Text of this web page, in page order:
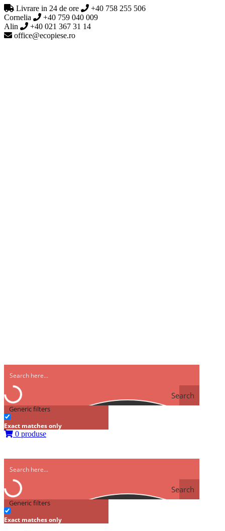
Livrare in 24 de ore
+40 758 255 506
Cornelia
+40 759 040 009
Alin
+40 021 367 31 14
office@ecopiese.ro
Search
Generic filters
Exact matches only
0 produse
Search
Generic filters
Exact matches only